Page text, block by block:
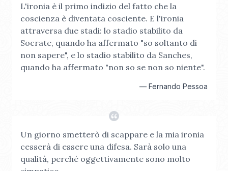
L'ironia è il primo indizio del fatto che la
coscienza è diventata cosciente. E l'ironia
attraversa due stadi: lo stadio stabilito da
Socrate, quando ha affermato "so soltanto di
non sapere", e lo stadio stabilito da Sanches,
quando ha affermato "non so se non so niente".
— Fernando Pessoa
Un giorno smetterò di scappare e la mia ironia
cesserà di essere una difesa. Sarà solo una
qualità, perché oggettivamente sono molto